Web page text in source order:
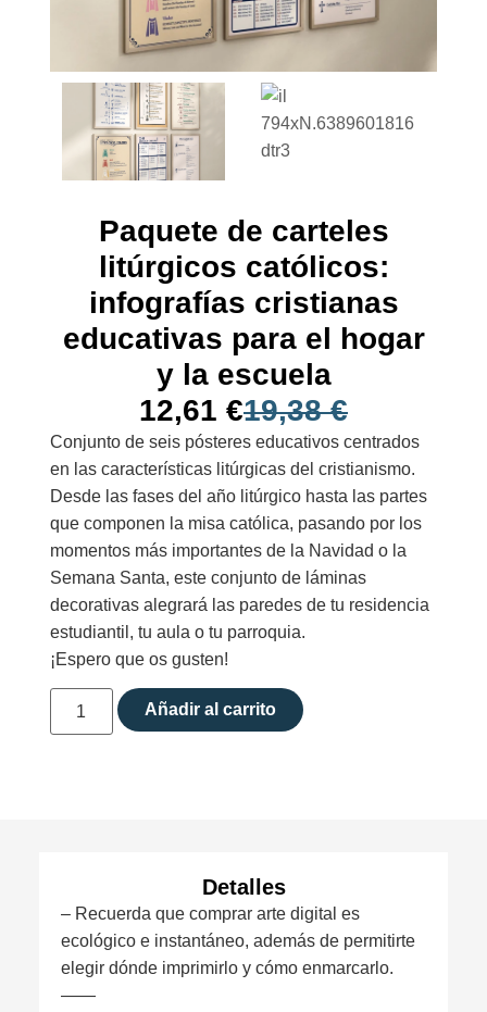
Paquete de carteles
litúrgicos católicos:
infografías cristianas
educativas para el hogar
y la escuela
19,38€
12,61 €
Conjunto de seis pósteres educativos centrados
en las características litúrgicas del cristianismo.
Desde las fases del año litúrgico hasta las partes
que componen la misa católica, pasando por los
momentos más importantes de la Navidad o la
Semana Santa, este conjunto de láminas
decorativas alegrará las paredes de tu residencia
estudiantil, tu aula o tu parroquia.
¡Espero que os gusten!
Añadir al carrito
Detalles
– Recuerda que comprar arte digital es
ecológico e instantáneo, además de permitirte
elegir dónde imprimirlo y cómo enmarcarlo.
——